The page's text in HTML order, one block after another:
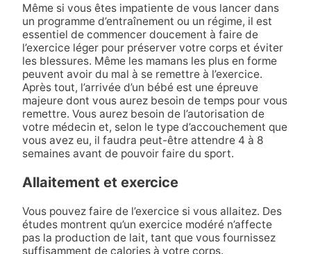
Même si vous êtes impatiente de vous lancer dans
un programme d’entraînement ou un régime, il est
essentiel de commencer doucement à faire de
l’exercice léger pour préserver votre corps et éviter
les blessures. Même les mamans les plus en forme
peuvent avoir du mal à se remettre à l’exercice.
Après tout, l’arrivée d’un bébé est une épreuve
majeure dont vous aurez besoin de temps pour vous
remettre. Vous aurez besoin de l’autorisation de
votre médecin et, selon le type d’accouchement que
vous avez eu, il faudra peut-être attendre 4 à 8
semaines avant de pouvoir faire du sport.
Allaitement et exercice
Vous pouvez faire de l’exercice si vous allaitez. Des
études montrent qu’un exercice modéré n’affecte
pas la production de lait, tant que vous fournissez
suffisamment de calories à votre corps.